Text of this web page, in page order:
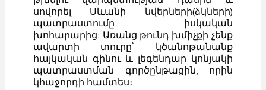
սովորել Սևանի նվերների(ձկների)
պատրաստումը իսկական
խոհարարից: Առանց թունդ խմիչքի չենք
ավարտի տուրը՝ կծանոթանանք
հայկական գինու և լեգենդար կոնյակի
պատրաստման գործընթացին, որին
կհաջորդի համտես։